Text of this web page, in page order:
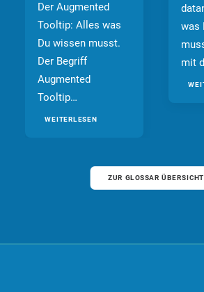
Der Augmented
Tooltip: Alles was
Du wissen musst.
Der Begriff
Augmented
Tooltip…
WEITERLESEN
was
mit
ZUR GLOSSAR ÜBERSICHT